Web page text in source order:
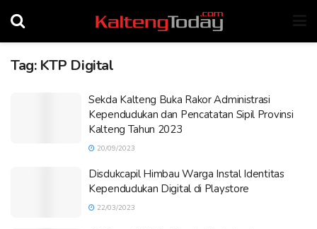
Tag: KTP Digital
Sekda Kalteng Buka Rakor Administrasi
Kependudukan dan Pencatatan Sipil Provinsi
Kalteng Tahun 2023
20/09/2023
Disdukcapil Himbau Warga Instal Identitas
Kependudukan Digital di Playstore
22/03/2023